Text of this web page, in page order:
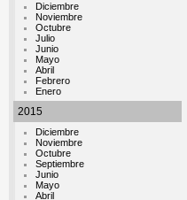
Diciembre
Noviembre
Octubre
Julio
Junio
Mayo
Abril
Febrero
Enero
2015
Diciembre
Noviembre
Octubre
Septiembre
Junio
Mayo
Abril